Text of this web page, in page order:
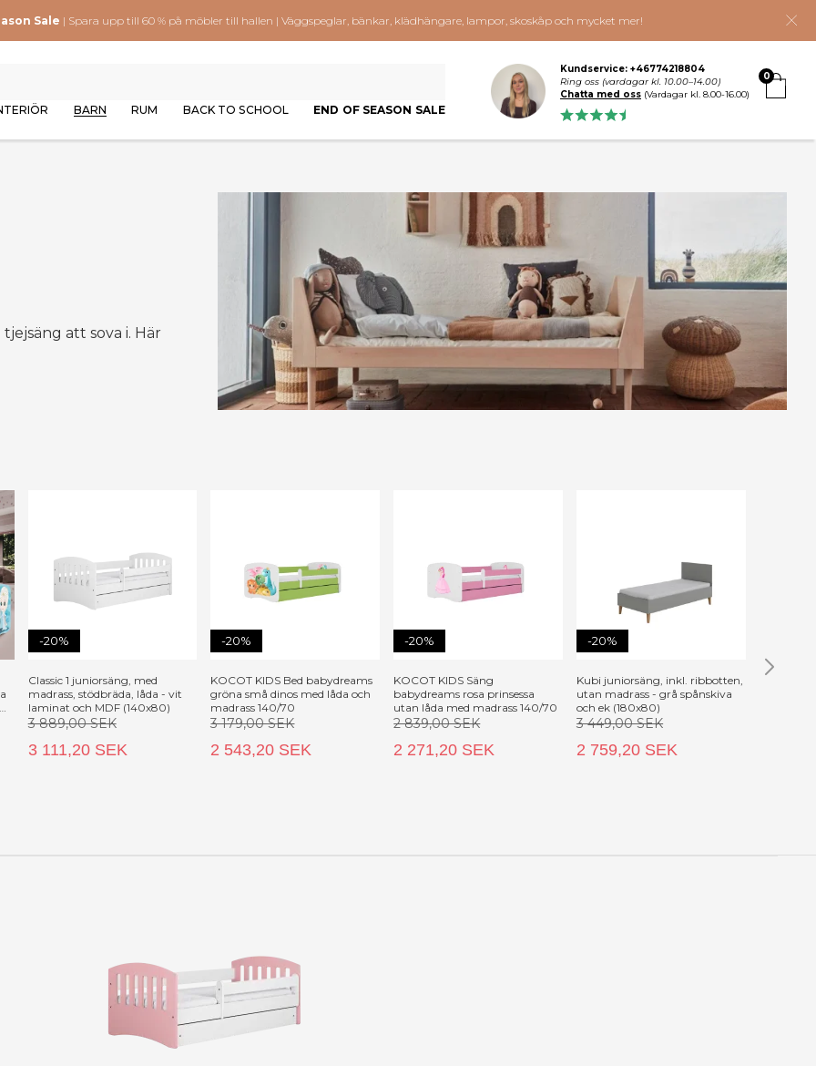
Sale | Spara upp till 60 % på möbler till hallen | Väggspeglar, bänkar, klädhängare, lampor, skoskåp och mycket mer!
BARN RUM BACK TO SCHOOL END OF SEASON SALE
0
Kundservice: +46774218804
Ring oss (vardagar kl. 10.00–14.00)
Chatta med oss (Vardagar kl. 8.00-16.00)
att sova i. Här
-20%
Classic 1 juniorsäng, med
madrass, stödbräda, låda - vit
laminat och MDF (140x80)
3 889,00 SEK
3 111,20 SEK
-20%
KOCOT KIDS Bed babydreams
gröna små dinos med låda och
madrass 140/70
3 179,00 SEK
2 543,20 SEK
-20%
KOCOT KIDS Säng
babydreams rosa prinsessa
utan låda med madrass 140/70
2 839,00 SEK
2 271,20 SEK
-20%
Kubi juniorsäng, inkl. ribbotten,
utan madrass - grå spånskiva
och ek (180x80)
3 449,00 SEK
2 759,20 SEK